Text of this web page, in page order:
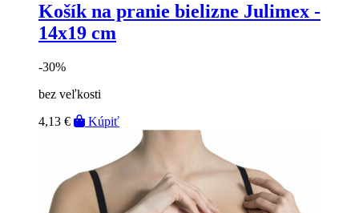
Košík na pranie bielizne Julimex -
14x19 cm
-30%
bez veľkosti
4,13 €
Kúpiť